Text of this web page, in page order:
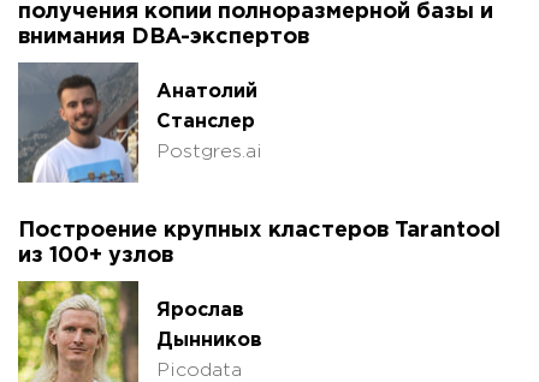
получения копии полноразмерной базы и
внимания DBA-экспертов
Анатолий
Станслер
Postgres.ai
Построение крупных кластеров Tarantool
из 100+ узлов
Ярослав
Дынников
Picodata